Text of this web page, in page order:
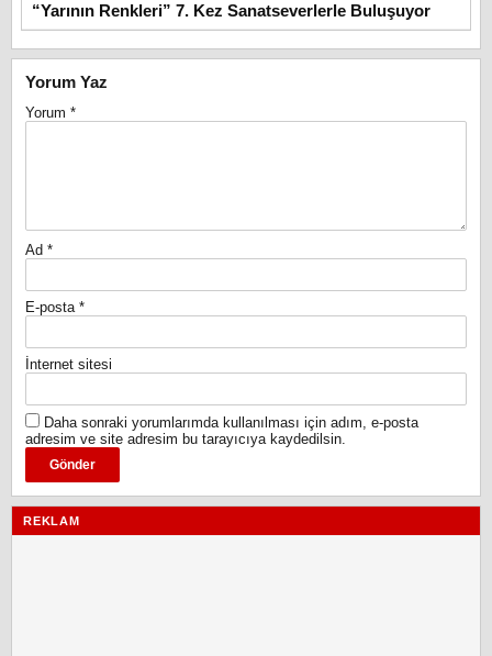
“Yarının Renkleri” 7. Kez Sanatseverlerle Buluşuyor
Yorum Yaz
Yorum *
Ad *
E-posta *
İnternet sitesi
Daha sonraki yorumlarımda kullanılması için adım, e-posta
adresim ve site adresim bu tarayıcıya kaydedilsin.
REKLAM